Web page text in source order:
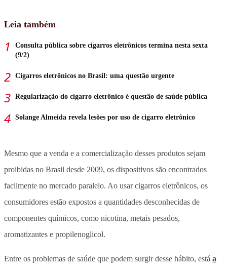
Leia também
Consulta pública sobre cigarros eletrônicos termina nesta sexta
(9/2)
Cigarros eletrônicos no Brasil: uma questão urgente
Regularização do cigarro eletrônico é questão de saúde pública
Solange Almeida revela lesões por uso de cigarro eletrônico
Mesmo que a venda e a comercialização desses produtos sejam
proibidas no Brasil desde 2009, os dispositivos são encontrados
facilmente no mercado paralelo. Ao usar cigarros eletrônicos, os
consumidores estão expostos a quantidades desconhecidas de
componentes químicos, como nicotina, metais pesados,
aromatizantes e propilenoglicol.
Entre os problemas de saúde que podem surgir desse hábito, está a